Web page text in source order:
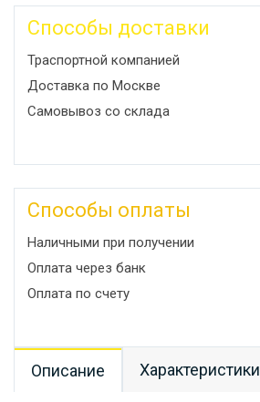
Способы доставки
Траспортной компанией
Доставка по Москве
Самовывоз со склада
Способы оплаты
Наличными при получении
Оплата через банк
Оплата по счету
Описание Характеристики